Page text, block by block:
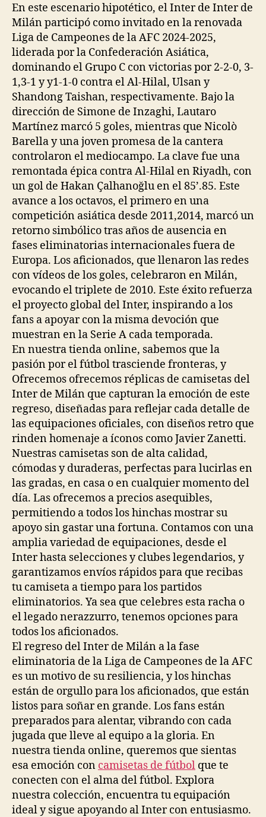
En este escenario hipotético, el Inter de Inter de
Milán participó como invitado en la renovada
Liga de Campeones de la AFC 2024-2025,
liderada por la Confederación Asiática,
dominando el Grupo C con victorias por 2-2-0, 3-
1,3-1 y y1-1-0 contra el Al-Hilal, Ulsan y
Shandong Taishan, respectivamente. Bajo la
dirección de Simone de Inzaghi, Lautaro
Martínez marcó 5 goles, mientras que Nicolò
Barella y una joven promesa de la cantera
controlaron el mediocampo. La clave fue una
remontada épica contra Al-Hilal en Riyadh, con
un gol de Hakan Çalhanoğlu en el 85’.85. Este
avance a los octavos, el primero en una
competición asiática desde 2011,2014, marcó un
retorno simbólico tras años de ausencia en
fases eliminatorias internacionales fuera de
Europa. Los aficionados, que llenaron las redes
con vídeos de los goles, celebraron en Milán,
evocando el triplete de 2010. Este éxito refuerza
el proyecto global del Inter, inspirando a los
fans a apoyar con la misma devoción que
muestran en la Serie A cada temporada.
En nuestra tienda online, sabemos que la
pasión por el fútbol trasciende fronteras, y
Ofrecemos ofrecemos réplicas de camisetas del
Inter de Milán que capturan la emoción de este
regreso, diseñadas para reflejar cada detalle de
las equipaciones oficiales, con diseños retro que
rinden homenaje a íconos como Javier Zanetti.
Nuestras camisetas son de alta calidad,
cómodas y duraderas, perfectas para lucirlas en
las gradas, en casa o en cualquier momento del
día. Las ofrecemos a precios asequibles,
permitiendo a todos los hinchas mostrar su
apoyo sin gastar una fortuna. Contamos con una
amplia variedad de equipaciones, desde el
Inter hasta selecciones y clubes legendarios, y
garantizamos envíos rápidos para que recibas
tu camiseta a tiempo para los partidos
eliminatorios. Ya sea que celebres esta racha o
el legado nerazzurro, tenemos opciones para
todos los aficionados.
El regreso del Inter de Milán a la fase
eliminatoria de la Liga de Campeones de la AFC
es un motivo de su resiliencia, y los hinchas
están de orgullo para los aficionados, que están
listos para soñar en grande. Los fans están
preparados para alentar, vibrando con cada
jugada que lleve al equipo a la gloria. En
nuestra tienda online, queremos que sientas
esa emoción con camisetas de fútbol que te
conecten con el alma del fútbol. Explora
nuestra colección, encuentra tu equipación
ideal y sigue apoyando al Inter con entusiasmo.